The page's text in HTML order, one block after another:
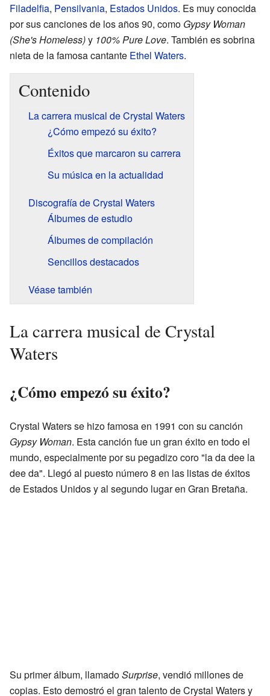
Filadelfia, Pensilvania, Estados Unidos. Es muy conocida
por sus canciones de los años 90, como Gypsy Woman
(She's Homeless)y 100% Pure Love. También es sobrina
nieta de la famosa cantante Ethel Waters.
Contenido
La carrera musical de Crystal Waters
¿Cómo empezó su éxito?
Éxitos que marcaron su carrera
Su música en la actualidad
Discografía de Crystal Waters
Álbumes de estudio
Álbumes de compilación
Sencillos destacados
Véase también
La carrera musical de Crystal
Waters
¿Cómo empezó su éxito?
Crystal Waters se hizo famosa en 1991 con su canción
Gypsy Woman. Esta canción fue un gran éxito en todo el
mundo, especialmente por su pegadizo coro "la da dee la
dee da". Llegó al puesto número 8 en las listas de éxitos
de Estados Unidos y al segundo lugar en Gran Bretaña.
Su primer álbum, llamadoSurprise, vendió millones de
copias. Esto demostró el gran talento de Crystal Waters y